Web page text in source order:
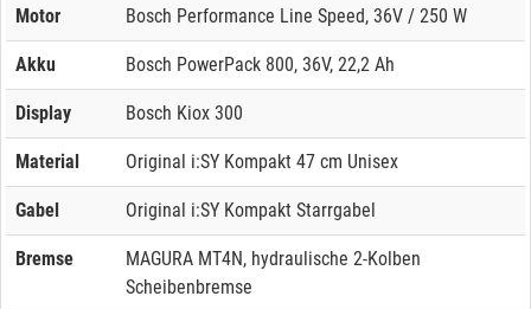
Motor Bosch Performance Line Speed, 36V / 250 W
Akku Bosch PowerPack 800, 36V, 22,2 Ah
Display Bosch Kiox 300
Material Original i:SY Kompakt 47 cm Unisex
Gabel Original i:SY Kompakt Starrgabel
Bremse
MAGURA MT4N, hydraulische 2-Kolben
Scheibenbremse